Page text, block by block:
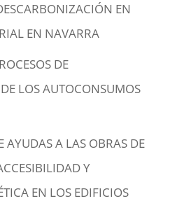
EN
EN NAVARRA
DE
LOS AUTOCONSUMOS
AYUDAS A LAS OBRAS DE
Y
EN LOS EDIFICIOS